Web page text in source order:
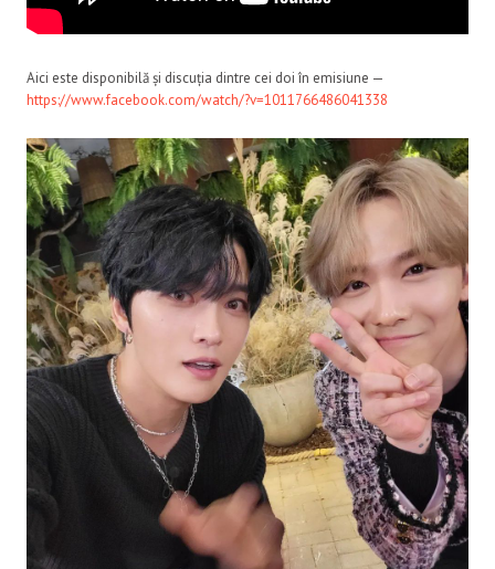
Aici este disponibilă și discuția dintre cei doi în emisiune —
https://www.facebook.com/watch/?v=1011766486041338